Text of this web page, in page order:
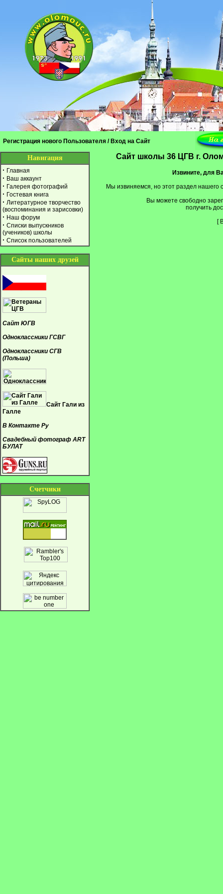
Регистрация нового Пользователя / Вход на Сайт
Навигация
· Главная
· Ваш аккаунт
· Галерея фотографий
· Гостевая книга
· Литературное творчество
(воспоминания и зарисовки)
· Наш форум
· Списки выпускников
(учеников) школы
· Список пользователей
Сайты наших друзей
Сайт ЮГВ
Одноклассники ГСВГ
Одноклассники СГВ
(Польша)
Сайт Гали из
Галле
В Контакте Ру
Свадебный фотограф ART
БУЛАТ
Cчетчики
Cайт школы 36 ЦГВ г.
Извините, для
Мы извиняемся, но этот раздел нашего
Вы можете свободно
получить
[